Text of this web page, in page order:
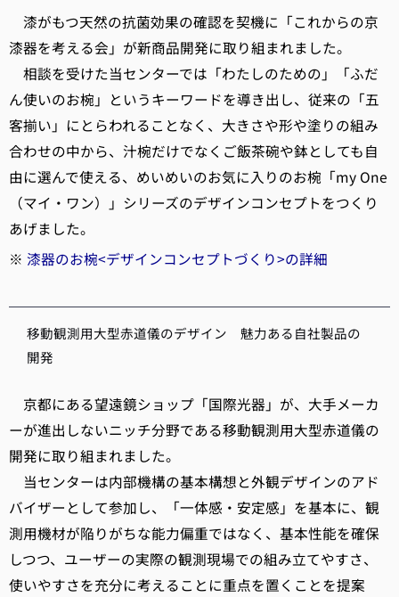
漆がもつ天然の抗菌効果の確認を契機に「これからの京
漆器を考える会」が新商品開発に取り組まれました。
相談を受けた当センターでは「わたしのための」「ふだ
ん使いのお椀」というキーワードを導き出し、従来の「五
客揃い」にとらわれることなく、大きさや形や塗りの組み
合わせの中から、汁椀だけでなくご飯茶碗や鉢としても自
由に選んで使える、めいめいのお気に入りのお椀「my One
（マイ・ワン）」シリーズのデザインコンセプトをつくり
あげました。
※ 漆器のお椀<デザインコンセプトづくり>の詳細
移動観測用大型赤道儀のデザイン 魅力ある自社製品の
開発
京都にある望遠鏡ショップ「国際光器」が、大手メーカ
ーが進出しないニッチ分野である移動観測用大型赤道儀の
開発に取り組まれました。
当センターは内部機構の基本構想と外観デザインのアド
バイザーとして参加し、「一体感・安定感」を基本に、観
測用機材が陥りがちな能力偏重ではなく、基本性能を確保
しつつ、ユーザーの実際の観測現場での組み立てやすさ、
使いやすさを充分に考えることに重点を置くことを提案